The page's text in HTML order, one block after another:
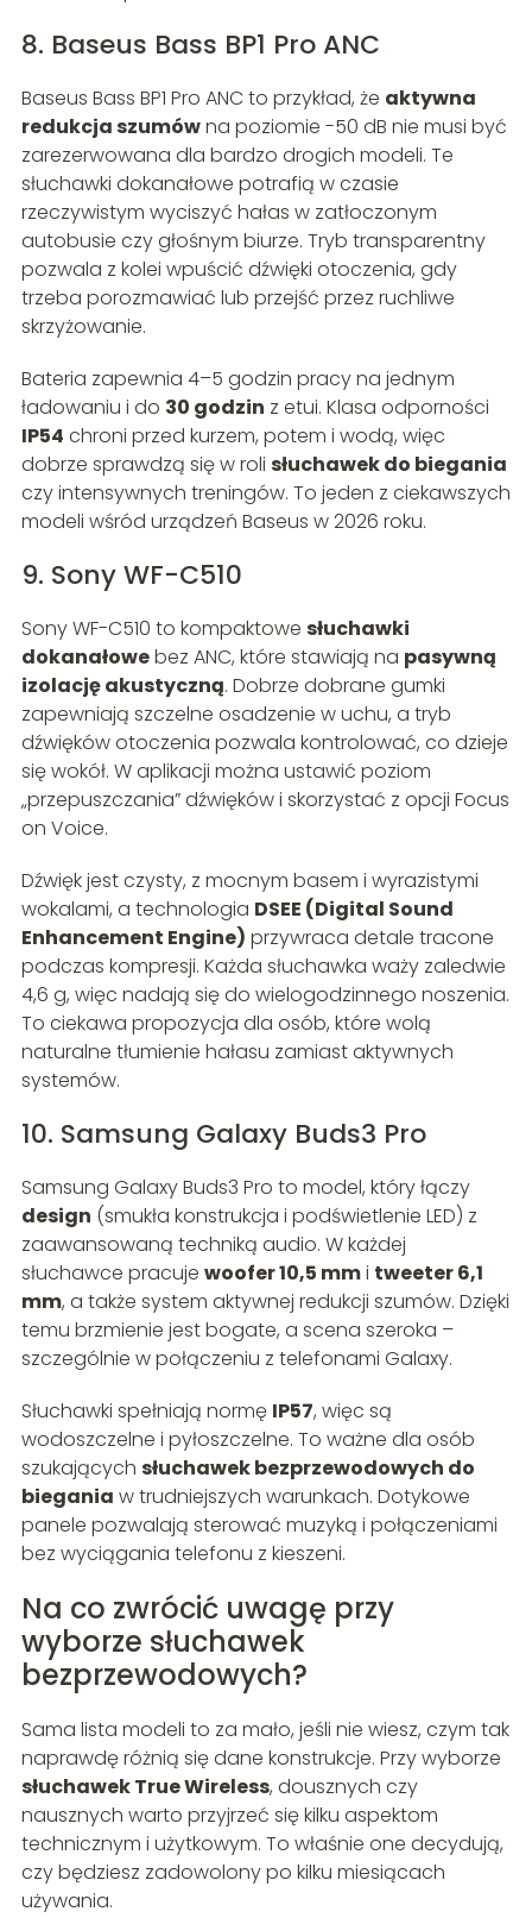
8. Baseus Bass BP1 Pro ANC
Baseus Bass BP1 Pro ANC to przykład, że aktywna
redukcja szumówna poziomie -50 dB nie musi być
zarezerwowana dla bardzo drogich modeli. Te
słuchawki dokanałowe potrafią w czasie
rzeczywistym wyciszyć hałas w zatłoczonym
autobusie czy głośnym biurze. Tryb transparentny
pozwala z kolei wpuścić dźwięki otoczenia, gdy
trzeba porozmawiać lub przejść przez ruchliwe
skrzyżowanie.
Bateria zapewnia 4–5 godzin pracy na jednym
ładowaniu i do 30 godzin z etui. Klasa odporności
IP54 chroni przed kurzem, potem i wodą, więc
dobrze sprawdzą się w roli słuchawek do biegania
czy intensywnych treningów. To jeden z ciekawszych
modeli wśród urządzeń Baseus w 2026 roku.
9. Sony WF-C510
Sony WF-C510 to kompaktowe słuchawki
dokanałowebez ANC, które stawiają na pasywną
izolację akustyczną. Dobrze dobrane gumki
zapewniają szczelne osadzenie w uchu, a tryb
dźwięków otoczenia pozwala kontrolować, co dzieje
się wokół. W aplikacji można ustawić poziom
„przepuszczania” dźwięków i skorzystać z opcji Focus
on Voice.
Dźwięk jest czysty, z mocnym basem i wyrazistymi
wokalami, a technologia DSEE (Digital Sound
Enhancement Engine) przywraca detale tracone
podczas kompresji. Każda słuchawka waży zaledwie
4,6 g, więc nadają się do wielogodzinnego noszenia.
To ciekawa propozycja dla osób, które wolą
naturalne tłumienie hałasu zamiast aktywnych
systemów.
10. Samsung Galaxy Buds3 Pro
Samsung Galaxy Buds3 Pro to model, który łączy
design (smukła konstrukcja i podświetlenie LED) z
zaawansowaną techniką audio. W każdej
słuchawce pracuje woofer 10,5 mmi tweeter 6,1
mm, a także system aktywnej redukcji szumów. Dzięki
temu brzmienie jest bogate, a scena szeroka –
szczególnie w połączeniu z telefonami Galaxy.
Słuchawki spełniają normę IP57, więc są
wodoszczelne i pyłoszczelne. To ważne dla osób
szukających słuchawek bezprzewodowych do
biegania w trudniejszych warunkach. Dotykowe
panele pozwalają sterować muzyką i połączeniami
bez wyciągania telefonu z kieszeni.
Na co zwrócić uwagę przy
wyborze słuchawek
bezprzewodowych?
Sama lista modeli to za mało, jeśli nie wiesz, czym tak
naprawdę różnią się dane konstrukcje. Przy wyborze
słuchawek True Wireless, dousznych czy
nausznych warto przyjrzeć się kilku aspektom
technicznym i użytkowym. To właśnie one decydują,
czy będziesz zadowolony po kilku miesiącach
używania.